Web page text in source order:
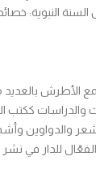
النبوية:
الأطرش بالعديد
والدراسات ككتب
والدواوين
للدار في نشر